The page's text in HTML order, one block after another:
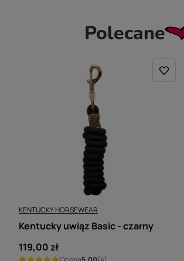
Polecane
KENTUCKY HORSEWEAR
Kentucky uwiąz Basic - czarny
119,00 zł